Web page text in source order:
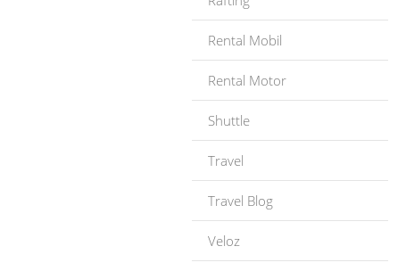
Rental Mobil
Rental Motor
Shuttle
Travel
Travel Blog
Veloz